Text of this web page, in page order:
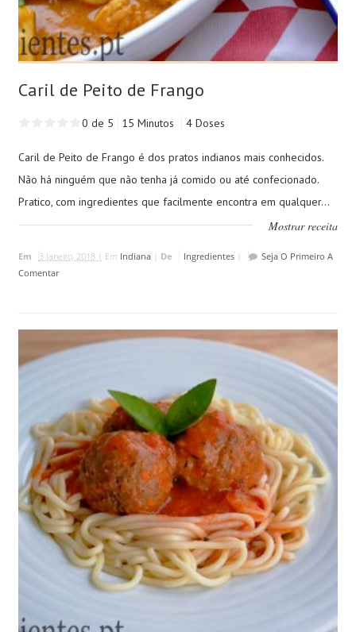
Caril de Peito de Frango
0 de 5 15 Minutos 4 Doses
Caril de Peito de Frango é dos pratos indianos mais conhecidos.
Não há ninguém que não tenha já comido ou até confecionado.
Pratico, com ingredientes que facilmente encontra em qualquer...
Mostrar receita
Em 3 Janeiro, 2018 | Em Indiana| De Ingredientes|
Seja O Primeiro A
Comentar